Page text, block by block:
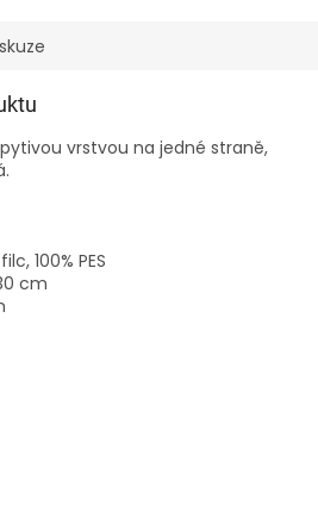
vrstvou na jedné straně,
100% PES
cm